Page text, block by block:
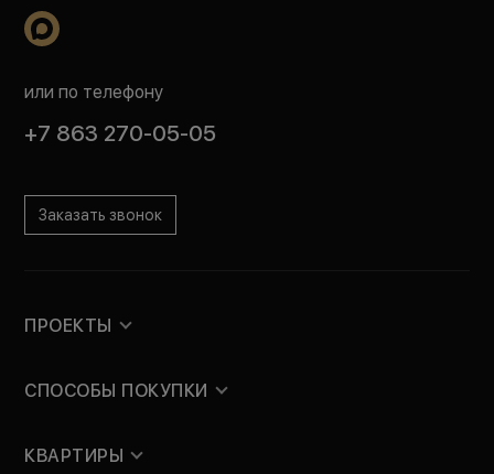
или по телефону
+7 863 270-05-05
Заказать звонок
ПРОЕКТЫ
СПОСОБЫ ПОКУПКИ
КВАРТИРЫ